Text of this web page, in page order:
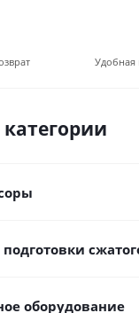
Удобная
оборудование